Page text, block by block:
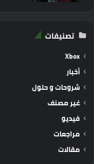
تصنيفات
Xbox
أخبار
شروحات و حلول
غير مصنف
فيديو
مراجعات
مقالات